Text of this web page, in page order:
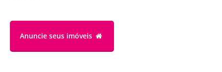
Anuncie seus imóveis